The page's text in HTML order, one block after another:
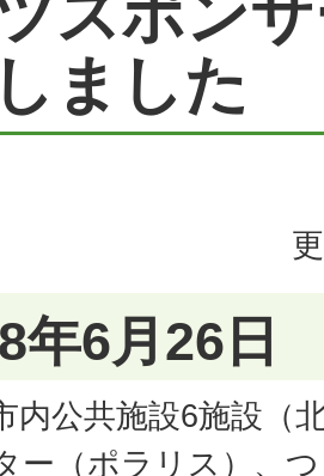
スポン
ました
年6月26日
内公共施設6施設（
ー（ポラリス）、